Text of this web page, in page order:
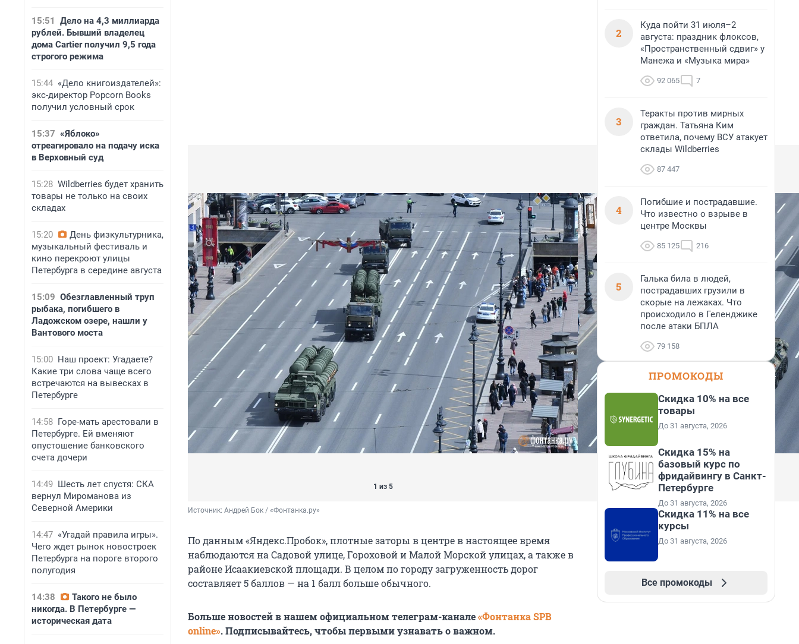
15:51
Дело на 4,3 миллиарда
рублей. Бывший владелец
дома Cartier получил 9,5 года
строгого режима
15:44 «Дело книгоиздателей»:
экс-директор Popcorn Books
получил условный срок
15:37 «Яблоко»
отреагировало на подачу иска
в Верховный суд
15:28 Wildberries будет хранить
товары не только на своих
складах
15:20
День физкультурника,
музыкальный фестиваль и
кино перекроют улицы
Петербурга в середине августа
15:09 Обезглавленный труп
рыбака, погибшего в
Ладожском озере, нашли у
Вантового моста
15:00 Наш проект: Угадаете?
Какие три слова чаще всего
встречаются на вывесках в
Петербурге
14:58 Горе-мать арестовали в
Петербурге. Ей вменяют
опустошение банковского
счета дочери
14:49 Шесть лет спустя: СКА
вернул Мироманова из
Северной Америки
14:47 «Угадай правила игры».
Чего ждет рынок новостроек
Петербурга на пороге второго
полугодия
14:38
Такого не было
никогда. В Петербурге —
историческая дата
1 из 5
Источник: Андрей Бок / «Фонтанка.ру»
По данным «Яндекс.Пробок», плотные заторы в центре в настоящее время
наблюдаются на Садовой улице, Гороховой и Малой Морской улицах, а также в
районе Исаакиевской площади. В целом по городу загруженность дорог
составляет 5 баллов — на 1 балл больше обычного.
Больше новостей в нашем официальном телеграм-канале«Фонтанка SPB
online». Подписывайтесь, чтобы первыми узнавать о важном.
2
Куда пойти 31 июля–2
августа: праздник флоксов,
«Пространственный сдвиг» у
Манежа и «Музыка мира»
92 065 7
3
Теракты против мирных
граждан. Татьяна Ким
ответила, почему ВСУ атакует
склады Wildberries
87 447
4
Погибшие и пострадавшие.
Что известно о взрыве в
центре Москвы
85 125 216
5
Галька била в людей,
пострадавших грузили в
скорые на лежаках. Что
происходило в Геленджике
после атаки БПЛА
79 158
ПРОМОКОДЫ
Скидка 10% на все
товары
До 31 августа, 2026
Скидка 15% на
базовый курс по
фридайвингу в Санкт-
Петербурге
До 31 августа, 2026
Скидка 11% на все
курсы
До 31 августа, 2026
Все промокоды